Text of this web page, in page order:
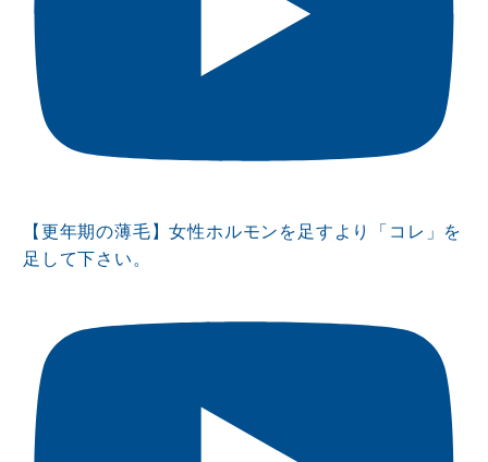
【更年期の薄毛】女性ホルモンを足すより「コレ」を
足して下さい。